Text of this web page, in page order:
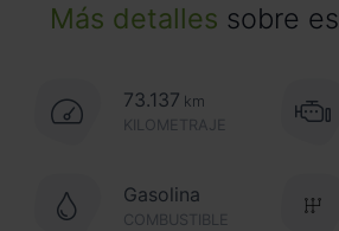
Más detalles sobre
73.137 km
KILOMETRAJE
Gasolina
COMBUSTIBLE